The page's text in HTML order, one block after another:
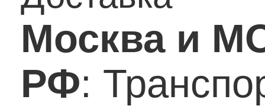
Москва и
РФ: